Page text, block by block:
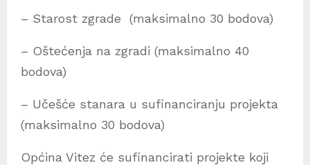
– Starost zgrade (maksimalno 30 bodova)
– Oštećenja na zgradi (maksimalno 40
bodova)
– Učešće stanara u sufinanciranju projekta
(maksimalno 30 bodova)
Općina Vitez će sufinancirati projekte koji